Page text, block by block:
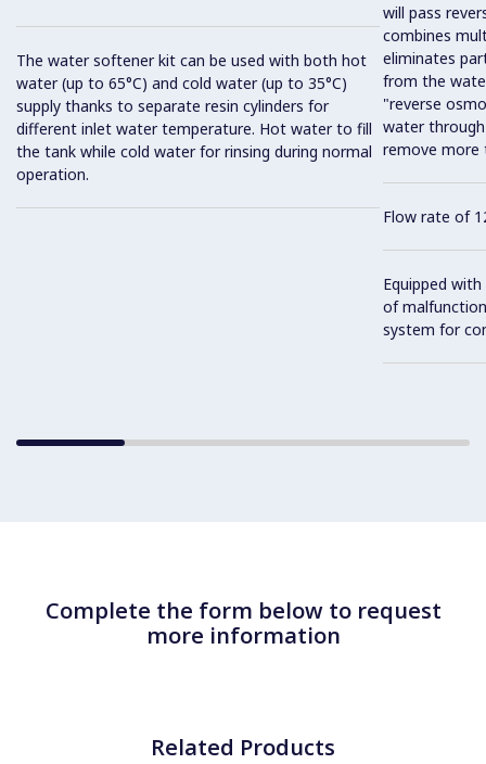
The water softener kit can be used with both hot
water (up to 65°C) and cold water (up to 35°C)
supply thanks to separate resin cylinders for
different inlet water temperature. Hot water to fill
the tank while cold water for rinsing during normal
operation.
will pass
combines
eliminates
from the
"reverse
water
remove more
Flow rate of
Equipped
of
system for
Complete the form below to request
more information
Related Products